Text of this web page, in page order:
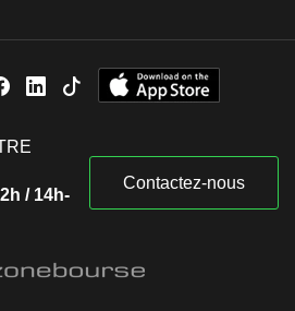
/ 14h-
Contactez-nous